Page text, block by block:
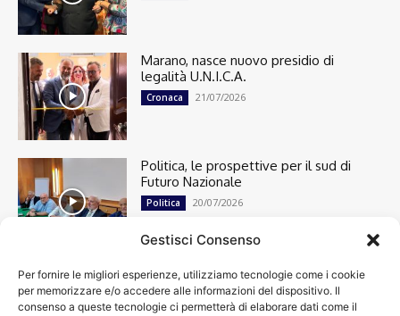
Gestisci Consenso
Per fornire le migliori esperienze, utilizziamo tecnologie come i cookie
per memorizzare e/o accedere alle informazioni del dispositivo. Il
consenso a queste tecnologie ci permetterà di elaborare dati come il
Marano, nasce nuovo presidio di
legalità U.N.I.C.A.
Cronaca 21/07/2026
Politica, le prospettive per il sud di
Futuro Nazionale
Politica 20/07/2026
Cronaca
13492
Attualità
7299